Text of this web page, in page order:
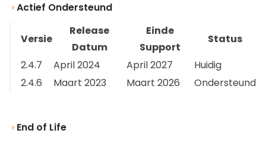
Actief Ondersteund
Versie
Release
Datum
Einde
Support
Status
2.4.7
April 2024 April 2027
Huidig
2.4.6
Maart 2023 Maart 2026 Ondersteund
End of Life